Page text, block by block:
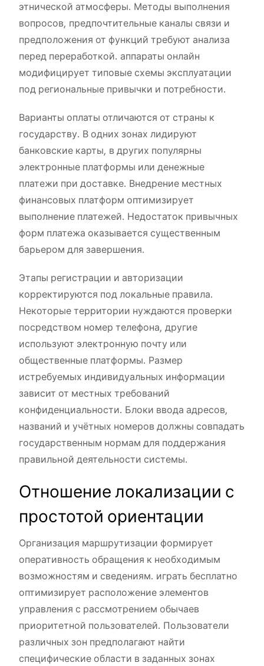
этнической атмосферы. Методы выполнения
вопросов, предпочтительные каналы связи и
предположения от функций требуют анализа
перед переработкой. аппараты онлайн
модифицирует типовые схемы эксплуатации
под региональные привычки и потребности.
Варианты оплаты отличаются от страны к
государству. В одних зонах лидируют
банковские карты, в других популярны
электронные платформы или денежные
платежи при доставке. Внедрение местных
финансовых платформ оптимизирует
выполнение платежей. Недостаток привычных
форм платежа оказывается существенным
барьером для завершения.
Этапы регистрации и авторизации
корректируются под локальные правила.
Некоторые территории нуждаются проверки
посредством номер телефона, другие
используют электронную почту или
общественные платформы. Размер
истребуемых индивидуальных информации
зависит от местных требований
конфиденциальности. Блоки ввода адресов,
названий и учётных номеров должны совпадать
государственным нормам для поддержания
правильной деятельности системы.
Отношение локализации с
простотой ориентации
Организация маршрутизации формирует
оперативность обращения к необходимым
возможностям и сведениям. играть бесплатно
оптимизирует расположение элементов
управления с рассмотрением обычаев
приоритетной пользователей. Пользователи
различных зон предполагают найти
специфические области в заданных зонах